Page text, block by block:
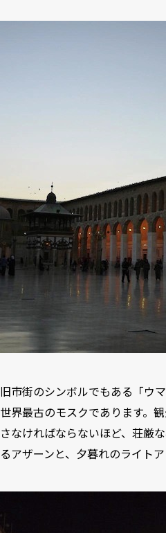
旧市街のシンボルでもある「ウ
世界最古のモスクであります。
さなければならないほど、荘厳
るアザーンと、夕暮れのライト